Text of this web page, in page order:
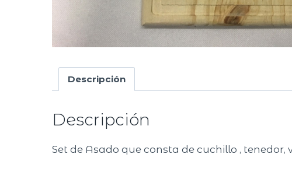
Descripción
Descripción
Set de Asado que consta de cuchillo ,